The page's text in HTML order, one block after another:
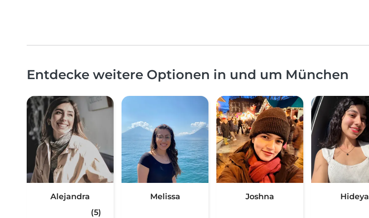
Entdecke weitere Optionen in und um München
Alejandra
(5)
Melissa Joshna Hideya